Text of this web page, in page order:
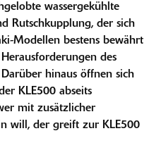
wassergekühlte
Rutschkupplung, der sich
Modellen bestens bewährt
des
hinaus öffnen sich
KLE500 abseits
mit zusätzlicher
will, der greift zur KLE500